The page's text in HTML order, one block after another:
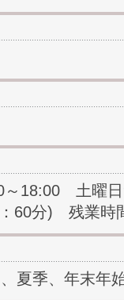
～18:00 土曜
60分) 残業時
夏季、年末年